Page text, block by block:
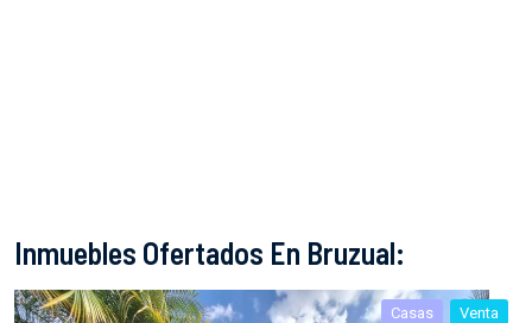
Inmuebles Ofertados En Bruzual:
Casas Venta